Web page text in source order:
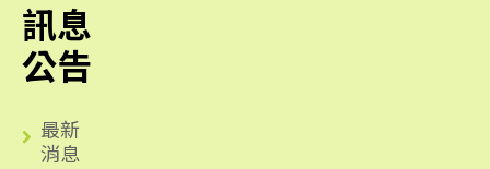
訊息
公告
最新
消息